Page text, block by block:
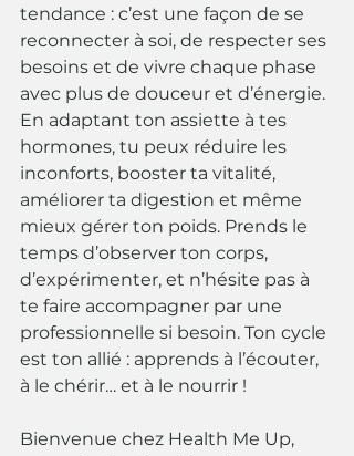
tendance : c’est une façon de se
reconnecter à soi, de respecter ses
besoins et de vivre chaque phase
avec plus de douceur et d’énergie.
En adaptant ton assiette à tes
hormones, tu peux réduire les
inconforts, booster ta vitalité,
améliorer ta digestion et même
mieux gérer ton poids. Prends le
temps d’observer ton corps,
d’expérimenter, et n’hésite pas à
te faire accompagner par une
professionnelle si besoin. Ton cycle
est ton allié : apprends à l’écouter,
à le chérir… et à le nourrir !
Bienvenue chez Health Me Up,